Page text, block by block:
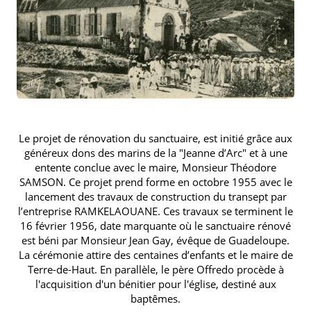
Le projet de rénovation du sanctuaire, est initié grâce aux
généreux dons des marins de la "Jeanne d’Arc" et à une
entente conclue avec le maire, Monsieur Théodore
SAMSON. Ce projet prend forme en octobre 1955 avec le
lancement des travaux de construction du transept par
l’entreprise RAMKELAOUANE. Ces travaux se terminent le
16 février 1956, date marquante où le sanctuaire rénové
est béni par Monsieur Jean Gay, évêque de Guadeloupe.
La cérémonie attire des centaines d’enfants et le maire de
Terre-de-Haut. En parallèle, le père Offredo procède à
l'acquisition d'un bénitier pour l'église, destiné aux
baptêmes.